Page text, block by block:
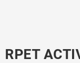
RPET